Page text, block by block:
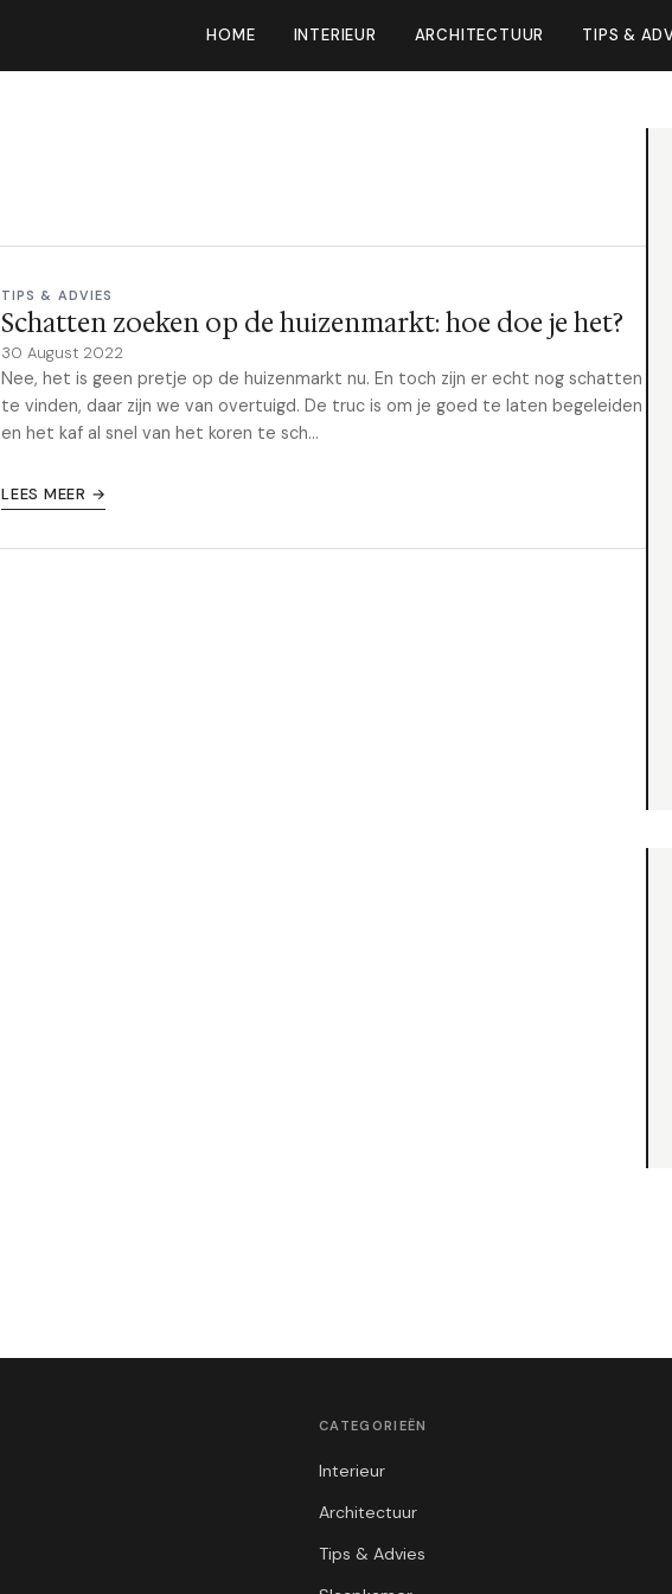
HOME INTERIEUR ARCHITECTUUR TIPS &
TIPS & ADVIES
Schatten zoeken op de huizenmarkt: hoe doe je het?
30 August 2022
Nee, het is geen pretje op de huizenmarkt nu. En toch zijn er echt nog schatten
te vinden, daar zijn we van overtuigd. De truc is om je goed te laten begeleiden
en het kaf al snel van het koren te sch...
LEES MEER →
CATEGORIEËN
Interieur
Architectuur
Tips & Advies